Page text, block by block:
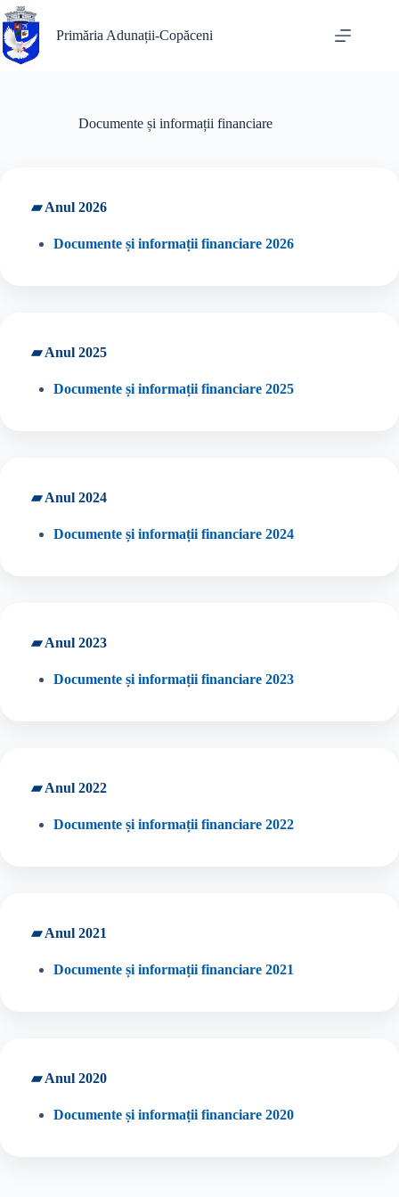
Sari
la
conținut
Primăria Adunații-Copăceni
Documente și informații financiare
▰ Anul 2026
Documente și informații financiare 2026
▰ Anul 2025
Documente și informații financiare 2025
▰ Anul 2024
Documente și informații financiare 2024
▰ Anul 2023
Documente și informații financiare 2023
▰ Anul 2022
Documente și informații financiare 2022
▰ Anul 2021
Documente și informații financiare 2021
▰ Anul 2020
Documente și informații financiare 2020